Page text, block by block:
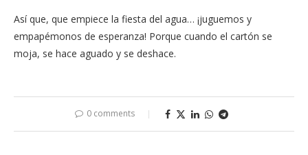
Así que, que empiece la fiesta del agua… ¡juguemos y
empapémonos de esperanza! Porque cuando el cartón se
moja, se hace aguado y se deshace.
0 comments